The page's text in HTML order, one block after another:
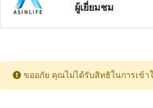
ผู้เยี่ยมชม
ขออภัย คุณไม่ได้รับสิทธิในการเข้า